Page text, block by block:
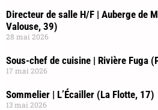
Directeur de salle H/F | Auberge de
Valouse, 39)
28 mai 2026
Sous-chef de cuisine | Rivière Fuga
17 mai 2026
Sommelier | L’Écailler (La Flotte, 17)
13 mai 2026